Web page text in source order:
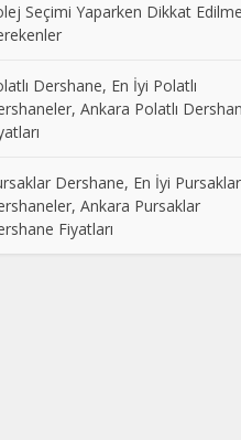
Seçimi Yaparken Dikkat
Dershane, En İyi Polatlı
Ankara Polatlı
Dershane, En İyi Pursaklar
Ankara Pursaklar
Fiyatları